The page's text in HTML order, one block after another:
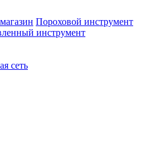
Пороховой инструмент
инструмент
сеть